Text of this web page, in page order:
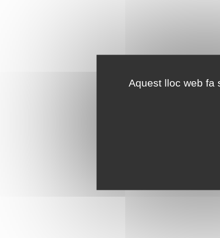
Aquest lloc web fa